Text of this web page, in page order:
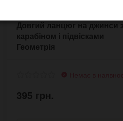
Довгий ланцюг на джинси з
карабіном і підвісками
Геометрія
395 грн.